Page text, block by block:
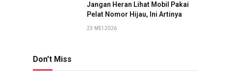
Jangan Heran Lihat Mobil Pakai
Pelat Nomor Hijau, Ini Artinya
23 MEI 2026
Don't Miss